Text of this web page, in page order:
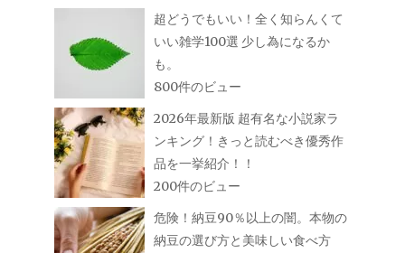
超どうでもいい！全く知らんくて
いい雑学100選 少し為になるか
も。
800件のビュー
2026年最新版 超有名な小説家ラ
ンキング！きっと読むべき優秀作
品を一挙紹介！！
200件のビュー
危険！納豆90％以上の闇。本物の
納豆の選び方と美味しい食べ方